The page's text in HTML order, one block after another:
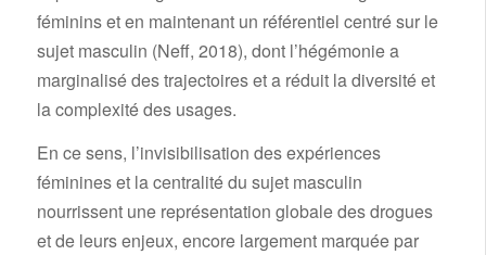
féminins et en maintenant un référentiel centré sur le
sujet masculin (Neff, 2018), dont l’hégémonie a
marginalisé des trajectoires et a réduit la diversité et
la complexité des usages.
En ce sens, l’invisibilisation des expériences
féminines et la centralité du sujet masculin
nourrissent une représentation globale des drogues
et de leurs enjeux, encore largement marquée par